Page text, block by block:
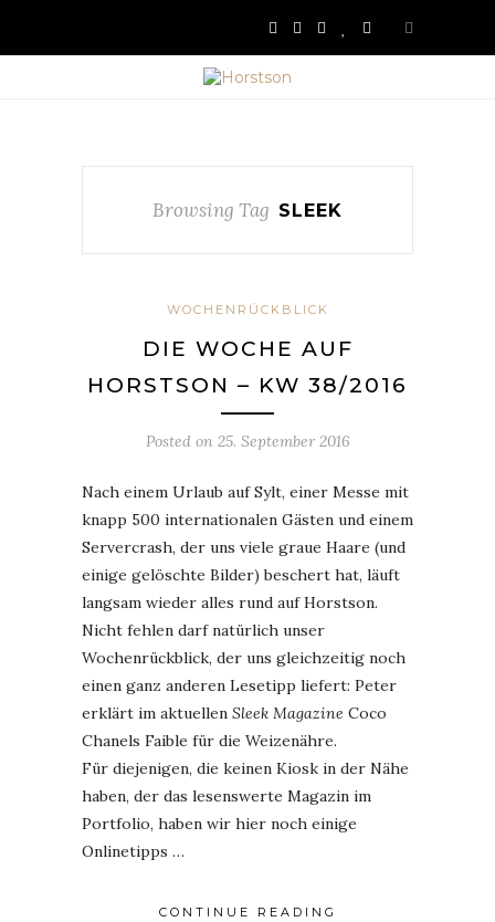
Browsing Tag SLEEK
WOCHENRÜCKBLICK
DIE WOCHE AUF
HORSTSON – KW 38/2016
Posted on 25. September 2016
Nach einem Urlaub auf Sylt, einer Messe mit
knapp 500 internationalen Gästen und einem
Servercrash, der uns viele graue Haare (und
einige gelöschte Bilder) beschert hat, läuft
langsam wieder alles rund auf Horstson.
Nicht fehlen darf natürlich unser
Wochenrückblick, der uns gleichzeitig noch
einen ganz anderen Lesetipp liefert: Peter
erklärt im aktuellen Sleek Magazine Coco
Chanels Faible für die Weizenähre.
Für diejenigen, die keinen Kiosk in der Nähe
haben, der das lesenswerte Magazin im
Portfolio, haben wir hier noch einige
Onlinetipps …
CONTINUE READING